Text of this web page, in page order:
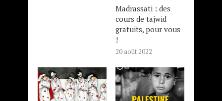
Madrassati : des
cours de tajwid
gratuits, pour vous
!
20 août 2022